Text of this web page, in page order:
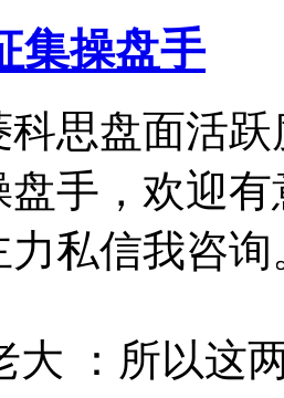
集操盘手
科思盘面活
盘手，欢迎
私信我咨
大 ：所以这